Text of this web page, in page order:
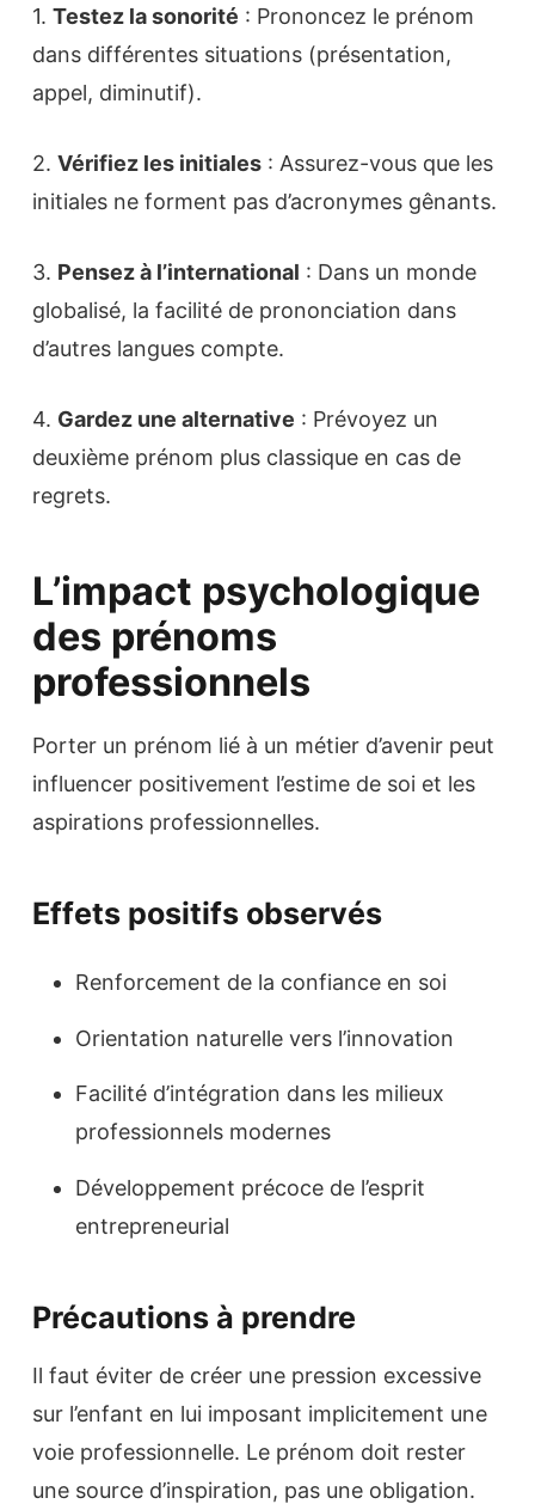
1. Testez la sonorité : Prononcez le prénom
dans différentes situations (présentation,
appel, diminutif).
2. Vérifiez les initiales : Assurez-vous que les
initiales ne forment pas d’acronymes gênants.
3. Pensez à l’international : Dans un monde
globalisé, la facilité de prononciation dans
d’autres langues compte.
4. Gardez une alternative : Prévoyez un
deuxième prénom plus classique en cas de
regrets.
L’impact psychologique
des prénoms
professionnels
Porter un prénom lié à un métier d’avenir peut
influencer positivement l’estime de soi et les
aspirations professionnelles.
Effets positifs observés
Renforcement de la confiance en soi
Orientation naturelle vers l’innovation
Facilité d’intégration dans les milieux
professionnels modernes
Développement précoce de l’esprit
entrepreneurial
Précautions à prendre
Il faut éviter de créer une pression excessive
sur l’enfant en lui imposant implicitement une
voie professionnelle. Le prénom doit rester
une source d’inspiration, pas une obligation.